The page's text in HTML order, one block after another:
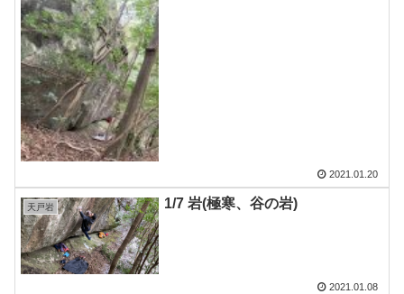
2021.01.20
天戸岩 1/7 岩(極寒、谷の岩)
2021.01.08